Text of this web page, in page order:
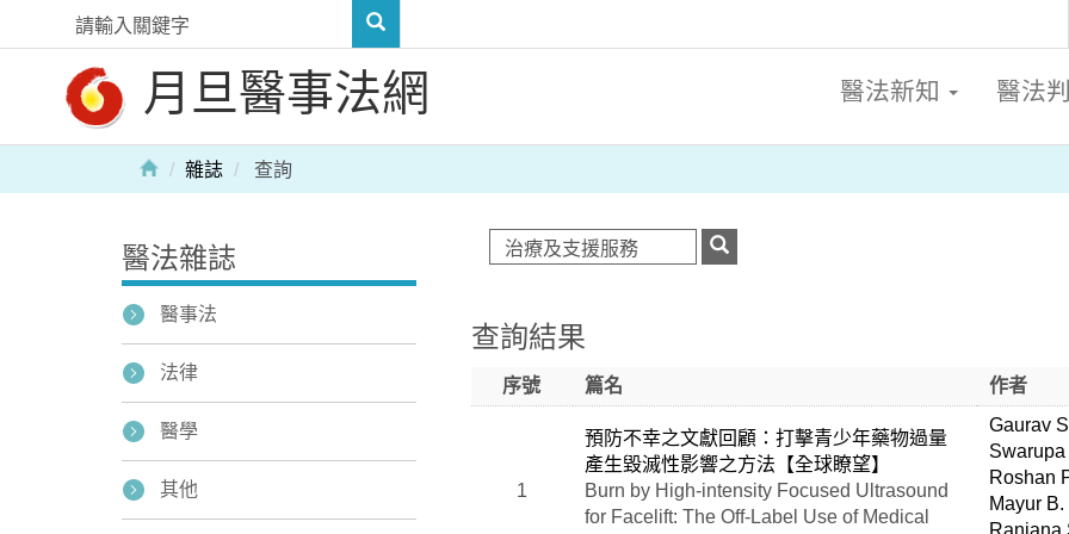
月旦醫事法網 醫法新知 醫法
雜誌 查詢
查詢結果
序號 篇名 作者
1
預防不幸之文獻回顧：打擊青少年藥物過量
產生毀滅性影響之方法【全球瞭望】
Burn by High-intensity Focused Ultrasound
for Facelift: The Off-Label Use of Medical
Gaurav
Roshan
Mayur
Ranjana
醫法雜誌
醫事法
法律
醫學
其他